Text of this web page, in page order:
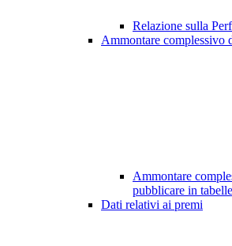
Relazione sulla
Ammontare complessivo
Ammontare
pubblicare in
Dati relativi ai premi